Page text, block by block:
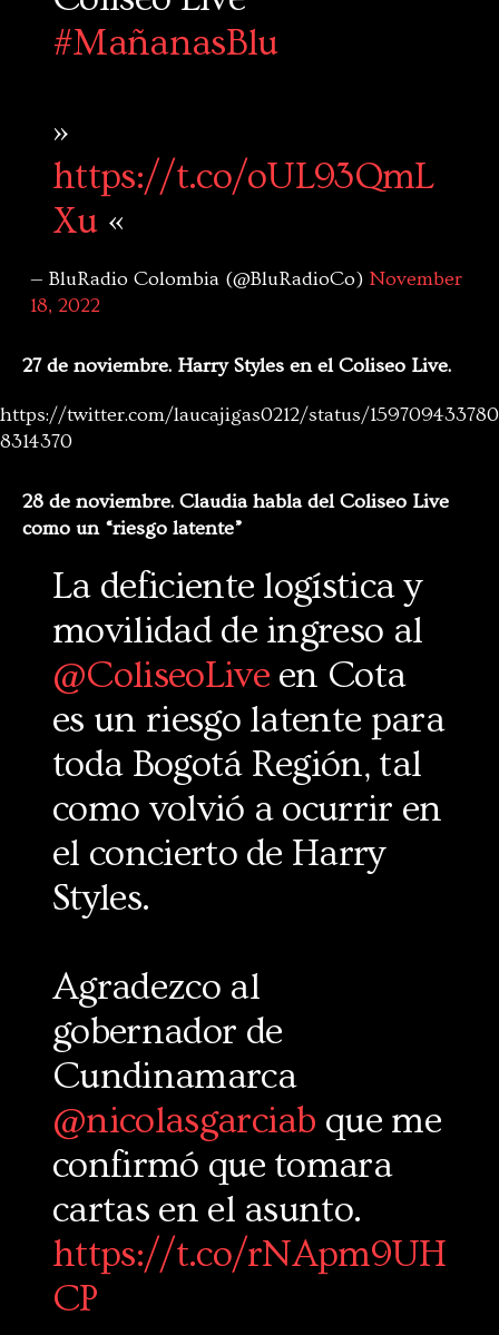
#MañanasBlu
»
https://t.co/oUL93QmL
Xu«
— BluRadio Colombia (@BluRadioCo) November
18, 2022
27 de noviembre. Harry Styles en el Coliseo Live.
https://twitter.com/laucajigas0212/status/159709433780
8314370
28 de noviembre. Claudia habla del Coliseo Live
como un “riesgo latente”
La deficiente logística y
movilidad de ingreso al
@ColiseoLiveen Cota
es un riesgo latente para
toda Bogotá Región, tal
como volvió a ocurrir en
el concierto de Harry
Styles.
Agradezco al
gobernador de
Cundinamarca
@nicolasgarciab que me
confirmó que tomara
cartas en el asunto.
https://t.co/rNApm9UH
CP